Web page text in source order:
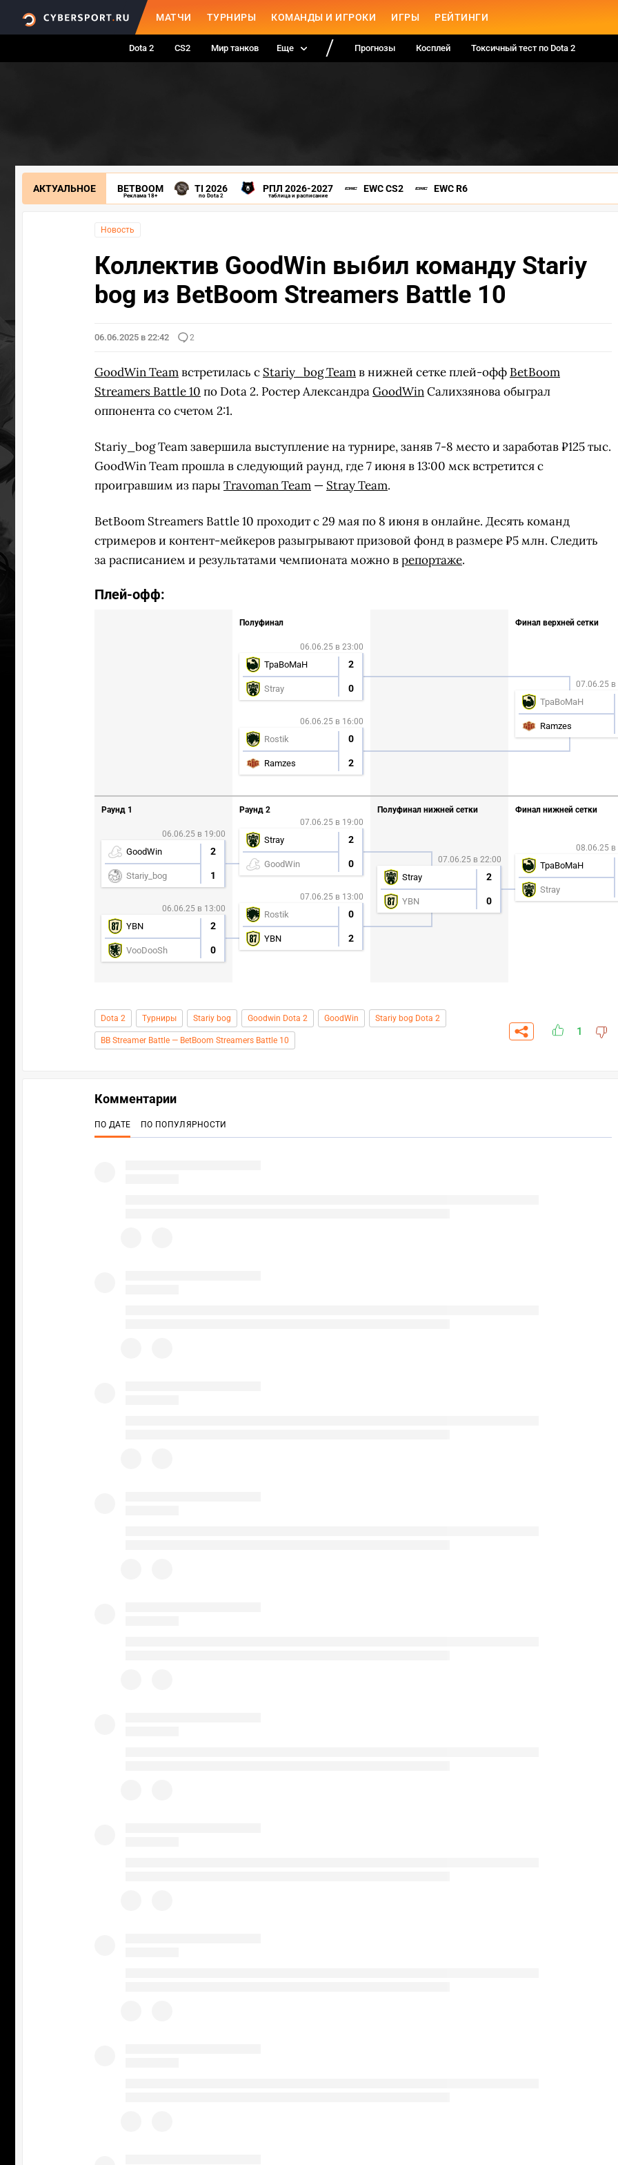
МАТЧИ ТУРНИРЫ КОМАНДЫ И ИГРОКИ ИГРЫ РЕЙТИНГИ
Dota 2 CS2 Мир танков Еще Прогнозы Косплей Токсичный тест по Dota 2
АКТУАЛЬНОЕ BETBOOM
Реклама 18+
TI 2026
по Dota 2
РПЛ 2026-2027
таблица и расписание
EWC CS2 EWC R6
Новость
Коллектив GoodWin выбил команду Stariy
bog из BetBoom Streamers Battle 10
06.06.2025 в 22:42 2
GoodWin Teamвстретилась с Stariy_bog Teamв нижней сетке плей-офф BetBoom
Streamers Battle 10 по Dota 2. Ростер АлександраGoodWinСалихзянова обыграл
оппонента со счетом 2:1.
Stariy_bog Team завершила выступление на турнире, заняв 7-8 место и заработав ₽125 тыс.
GoodWin Team прошла в следующий раунд, где 7 июня в 13:00 мск встретится с
проигравшим из пары Travoman Team — Stray Team.
BetBoom Streamers Battle 10 проходит с 29 мая по 8 июня в онлайне. Десять команд
стримеров и контент-мейкеров разыгрывают призовой фонд в размере ₽5 млн. Следить
за расписанием и результатами чемпионата можно врепортаже.
Плей-офф:
Полуфинал
06.06.25 в 23:00
TpaBoMaH 2
Stray 0
06.06.25 в 16:00
Rostik 0
Ramzes 2
Финал верхней сетки
07.06.25 в
TpaBoMaH
Ramzes
Раунд 1
06.06.25 в 19:00
GoodWin 2
Stariy_bog 1
06.06.25 в 13:00
YBN 2
VooDooSh 0
Раунд 2
07.06.25 в 19:00
Stray 2
GoodWin 0
07.06.25 в 13:00
Rostik 0
YBN 2
Полуфинал нижней сетки
07.06.25 в 22:00
Stray 2
YBN 0
Финал нижней сетки
08.06.25 в
TpaBoMaH
Stray
Dota 2 Турниры Stariy bog Goodwin Dota 2 GoodWin Stariy bog Dota 2
BB Streamer Battle — BetBoom Streamers Battle 10
1
ПЕРЕЙТИ ВЫБРАТЬ
СКАЧАТЬ НА
ANDROID
Комментарии
ПО ДАТЕ ПО ПОПУЛЯРНОСТИ